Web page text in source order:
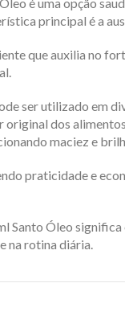
principal é a
que auxilia no
ser utilizado em
original dos
maciez e
praticidade e
Santo Óleo
na rotina diária.